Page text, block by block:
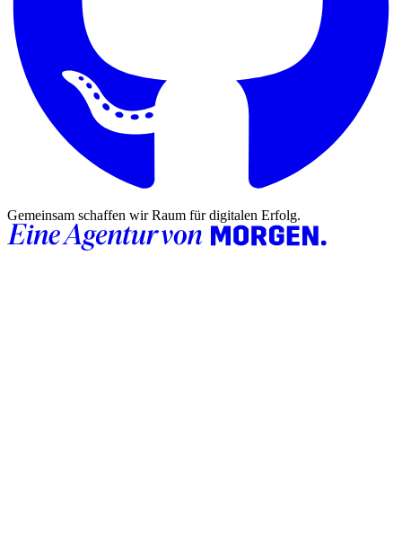
Gemeinsam schaffen wir Raum für digitalen Erfolg.